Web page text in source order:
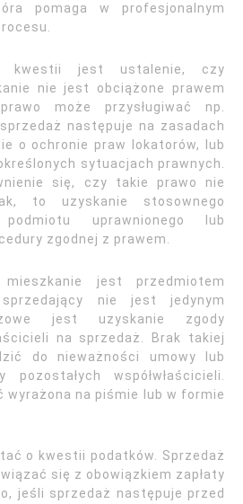
pomaga w profesjonalnym
kwestii jest ustalenie, czy
nie jest obciążone prawem
może przysługiwać np.
następuje na zasadach
o ochronie praw lokatorów, lub
sytuacjach prawnych.
się, czy takie prawo nie
to uzyskanie stosownego
uprawnionego lub
zgodnej z prawem.
jest przedmiotem
sprzedający nie jest jedynym
jest uzyskanie zgody
na sprzedaż. Brak takiej
do nieważności umowy lub
współwłaścicieli.
wyrażona na piśmie lub w formie
o kwestii podatków. Sprzedaż
się z obowiązkiem zapłaty
jeśli sprzedaż następuje przed